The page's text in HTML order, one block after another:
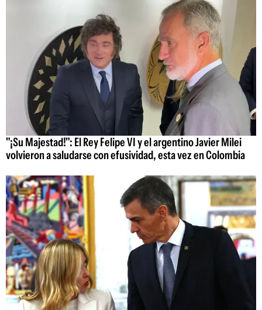
"¡Su Majestad!": El Rey Felipe VI y el argentino Javier Milei
volvieron a saludarse con efusividad, esta vez en Colombia